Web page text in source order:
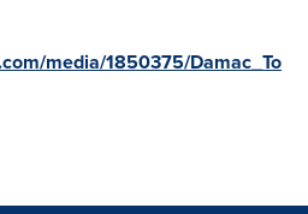
media/1850375/Damac_To